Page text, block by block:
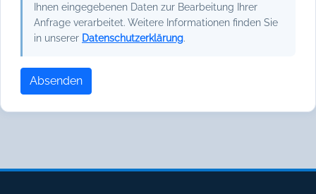
Ihnen eingegebenen Daten zur Bearbeitung Ihrer
Anfrage verarbeitet. Weitere Informationen finden Sie
in unserer Datenschutzerklärung.
Absenden